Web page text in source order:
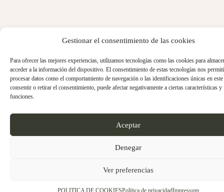
Gestionar el consentimiento de las cookies
Para ofrecer las mejores experiencias, utilizamos tecnologías como las cookies para
acceder a la información del dispositivo. El consentimiento de estas tecnologías nos
procesar datos como el comportamiento de navegación o las identificaciones únicas en
consentir o retirar el consentimiento, puede afectar negativamente a ciertas características y
funciones.
Aceptar
Denegar
Ver preferencias
POLITICA DE COOKIESPolítica de privacidadImpressum